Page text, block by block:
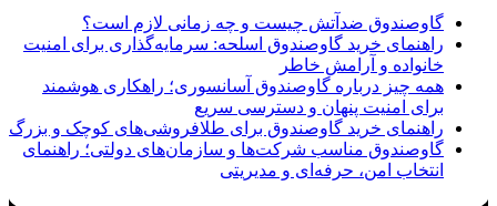
گاوصندوق ضدآتش چیست و چه زمانی لازم است؟
راهنمای خرید گاوصندوق اسلحه: سرمایه‌گذاری برای امنیت
خانواده و آرامش خاطر
همه چیز درباره گاوصندوق آسانسوری؛ راهکاری هوشمند
برای امنیت پنهان و دسترسی سریع
راهنمای خرید گاوصندوق برای طلافروشی‌های کوچک و بزرگ
گاوصندوق مناسب شرکت‌ها و سازمان‌های دولتی؛ راهنمای
انتخاب امن، حرفه‌ای و مدیریتی